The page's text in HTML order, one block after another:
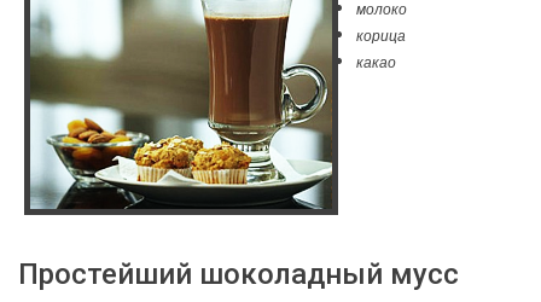
молоко
корица
какао
Простейший шоколадный мусс